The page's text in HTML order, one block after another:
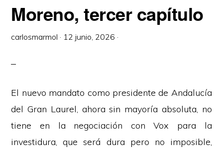
Moreno, tercer capítulo
carlosmarmol · 12 junio, 2026 ·
El nuevo mandato como presidente de Andalucía
del Gran Laurel, ahora sin mayoría absoluta, no
tiene en la negociación con Vox para la
investidura, que será dura pero no imposible,